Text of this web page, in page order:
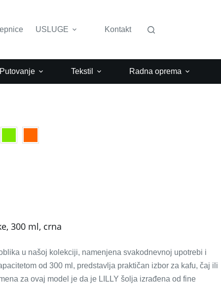
USLUGE Kontakt
Tekstil Radna oprema
300 ml, crna
u našoj kolekciji, namenjena svakodnevnoj upotrebi i
od 300 ml, predstavlja praktičan izbor za kafu, čaj ili
za ovaj model je da je LILLY šolja izrađena od fine